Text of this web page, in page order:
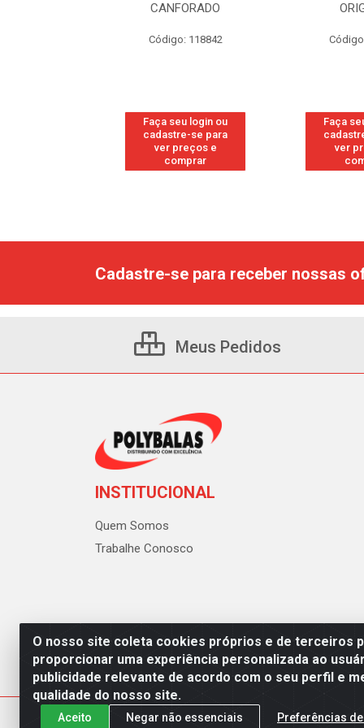
CANFORADO
Código: 118842
Faça seu login ou
cadastre-se para
ver preços e
comprar
Faça
ver
O nosso site coleta cookies próprios e de terceiros
proporcionar uma experiência personalizada ao
publicidade relevante de acordo com o seu perfil e
qualidade do nosso site.
Aceito Negar não essenciais Preferências
Cadastre-se para receber nossas
Meus Pedidos
INSTITUCIONAL
Quem Somos
Trabalhe Conosco
Polybalas - Rua João Miguel